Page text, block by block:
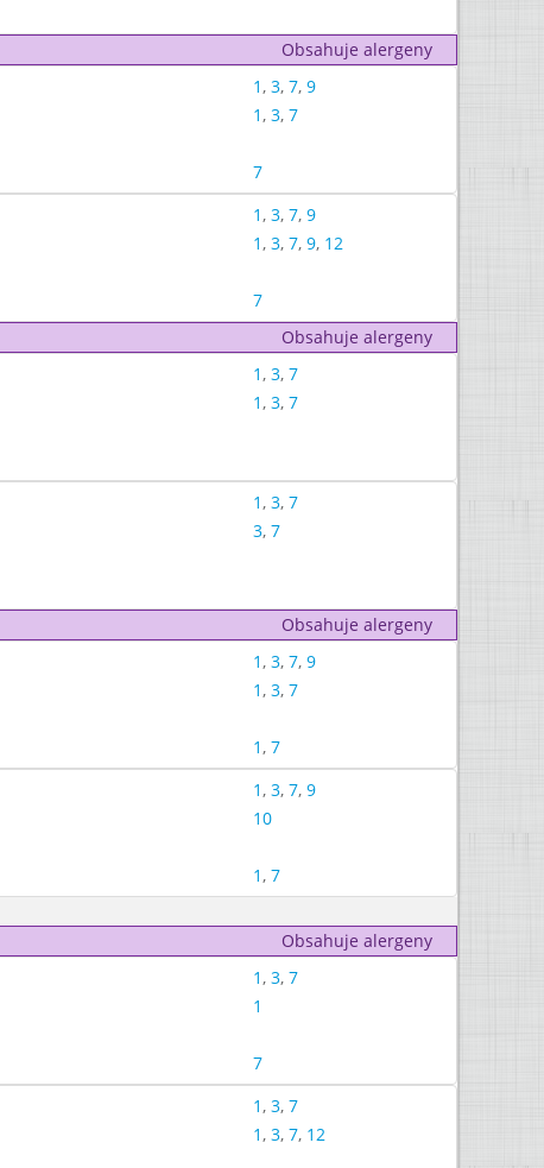
Obsahuje alergeny
1, 3, 7, 9
1, 3, 7
7
1, 3, 7, 9
1, 3, 7, 9, 12
7
Obsahuje alergeny
1, 3, 7
1, 3, 7
1, 3, 7
3, 7
Obsahuje alergeny
1, 3, 7, 9
1, 3, 7
1, 7
1, 3, 7, 9
10
1, 7
Obsahuje alergeny
1, 3, 7
1
7
1, 3, 7
1, 3, 7, 12